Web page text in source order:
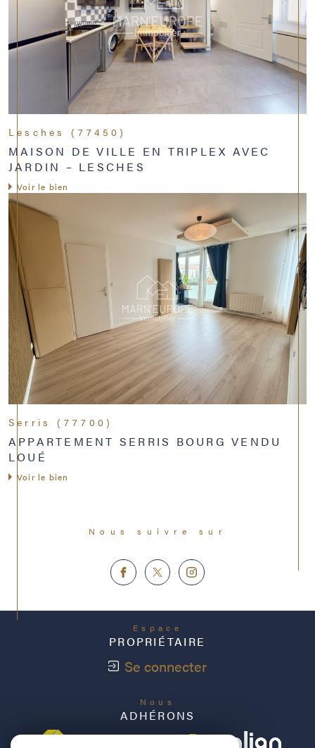
Lesches (77450)
MAISON DE VILLE EN TRIPLEX AVEC
JARDIN – LESCHES
Voir le bien
Serris (77700)
APPARTEMENT SERRIS BOURG VENDU
LOUÉ
Voir le bien
Nous suivre sur
Espace
PROPRIÉTAIRE
Se connecter
Nous
ADHÉRONS